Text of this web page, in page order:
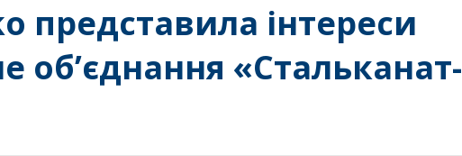
представила інтереси
об’єднання «Стальканат-